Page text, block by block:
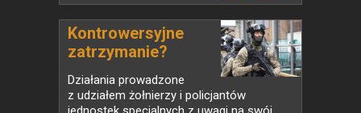
Kontrowersyjne
zatrzymanie?
Działania prowadzone
z udziałem żołnierzy i policjantów